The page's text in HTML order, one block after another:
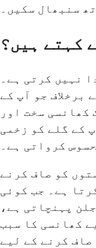
سنبھال سکیں۔
کہتے ہیں؟
نہیں کرتی ہے۔
برخلاف جو آپ کے
کھانسی سخت اور
کے گلے کو زخمی
کرواتی ہے۔
کو صاف کرنے
ہے۔ جب کوئی
پہنچاتی ہے،
کھانسی کا سبب
صاف کرنے کے لیے